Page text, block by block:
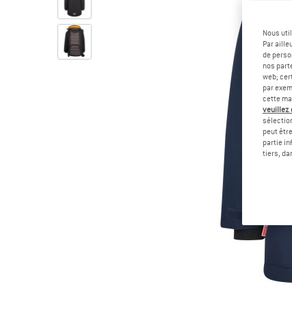
Nous
Par
de
nos
web;
par
cette
veuillez
peut
partie
tiers,